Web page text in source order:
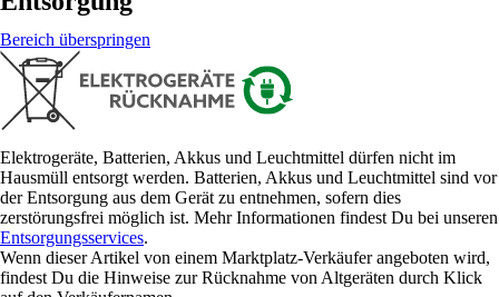
Bereich überspringen
Elektrogeräte, Batterien, Akkus und Leuchtmittel dürfen nicht im
Hausmüll entsorgt werden. Batterien, Akkus und Leuchtmittel sind vor
der Entsorgung aus dem Gerät zu entnehmen, sofern dies
zerstörungsfrei möglich ist. Mehr Informationen findest Du bei unseren
Entsorgungsservices.
Wenn dieser Artikel von einem Marktplatz-Verkäufer angeboten wird,
findest Du die Hinweise zur Rücknahme von Altgeräten durch Klick